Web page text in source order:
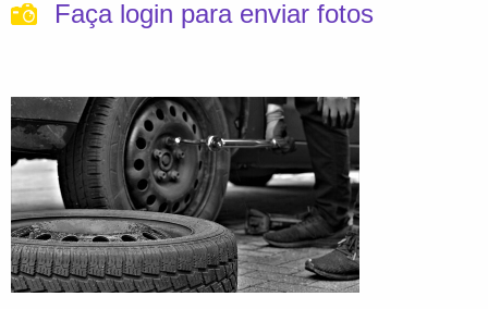
Faça login para enviar fotos